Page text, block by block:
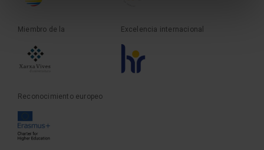
Miembro de la Excelencia internacional
Reconocimiento europeo